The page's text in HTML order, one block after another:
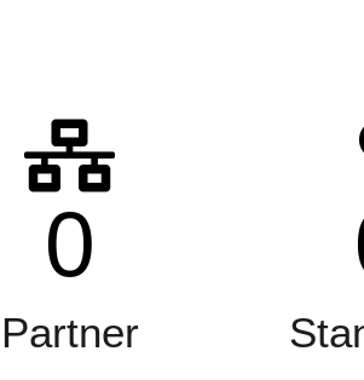
0
Partner